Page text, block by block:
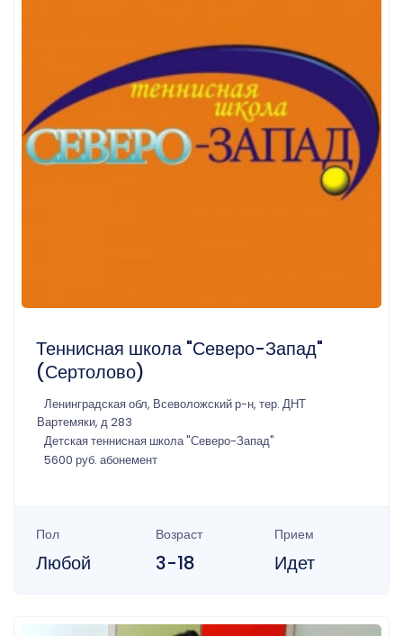
Теннисная школа "Северо-Запад"
(Сертолово)
Ленинградская обл, Всеволожский р-н, тер. ДНТ
Вартемяки, д 283
Детская теннисная школа "Северо-Запад"
5600 руб. абонемент
Пол
Любой
Возраст
3-18
Прием
Идет